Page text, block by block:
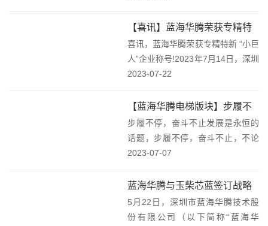
品，此次产品族更新，寓意着蓝海
华腾从单一驱动器产品，在向着变
频器、P...
【喜讯】蓝海华腾荣获专精特
新 “小巨人”企业称号！
喜讯，蓝海华腾荣获专精特新 “小巨
人”企业称号!2023年7月14日，深圳
市中小企业服务局通知公告，工业
特新“小巨人”企业培育和第二批专
精特新“小巨人”企业复核工作，已
完...
2023-07-22
【蓝海华腾电梯版块】步履不
停，奋斗不止，不断创新，开
创未来！
步履不停，奋斗不止发展是永恒的
话题，步履不停，奋斗不止，不论
是个人的成长，企业的发展，社会
不断创新，开创未来2018年5月8
日-11日，这一年，第十三届中国国
际电梯展览会...
2023-07-07
蓝海华腾与玉柴芯蓝签订战略
合作协议
5月22日，深圳市蓝海华腾技术股
份有限公司（以下简称“蓝海华